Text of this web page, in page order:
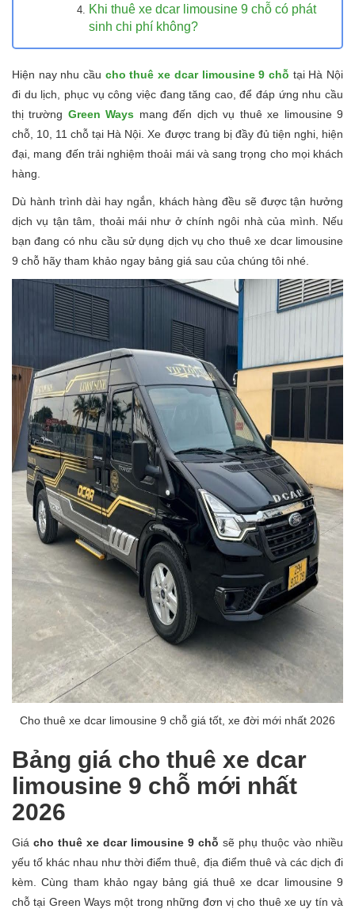
Khi thuê xe dcar limousine 9 chỗ có phát
sinh chi phí không?
Hiện nay nhu cầu cho thuê xe dcar limousine 9 chỗ tại Hà Nội
đi du lịch, phục vụ công việc đang tăng cao, để đáp ứng nhu cầu
thị trường Green Ways mang đến dịch vụ thuê xe limousine 9
chỗ, 10, 11 chỗ tại Hà Nội. Xe được trang bị đầy đủ tiện nghi, hiện
đại, mang đến trải nghiệm thoải mái và sang trọng cho mọi khách
hàng.
Dù hành trình dài hay ngắn, khách hàng đều sẽ được tận hưởng
dịch vụ tận tâm, thoải mái như ở chính ngôi nhà của mình. Nếu
bạn đang có nhu cầu sử dụng dịch vụ cho thuê xe dcar limousine
9 chỗ hãy tham khảo ngay bảng giá sau của chúng tôi nhé.
Cho thuê xe dcar limousine 9 chỗ giá tốt, xe đời mới nhất 2026
Bảng giá cho thuê xe dcar
limousine 9 chỗ mới nhất
2026
Giá cho thuê xe dcar limousine 9 chỗ sẽ phụ thuộc vào nhiều
yếu tố khác nhau như thời điểm thuê, địa điểm thuê và các dịch đi
kèm. Cùng tham khảo ngay bảng giá thuê xe dcar limousine 9
chỗ tại Green Ways một trong những đơn vị cho thuê xe uy tín và